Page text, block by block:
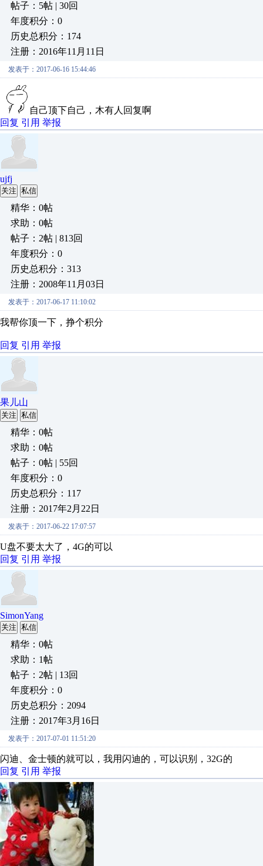
帖子：5帖 | 30回
年度积分：0
历史总积分：174
注册：2016年11月11日
发表于：2017-06-16 15:44:46
自己顶下自己，木有人回复啊
回复 引用 举报
ujfj
关注 私信
精华：0帖
求助：0帖
帖子：2帖 | 813回
年度积分：0
历史总积分：313
注册：2008年11月03日
发表于：2017-06-17 11:10:02
我帮你顶一下，挣个积分
回复 引用 举报
果儿山
关注 私信
精华：0帖
求助：0帖
帖子：0帖 | 55回
年度积分：0
历史总积分：117
注册：2017年2月22日
发表于：2017-06-22 17:07:57
U盘不要太大了，4G的可以
回复 引用 举报
SimonYang
关注 私信
精华：0帖
求助：1帖
帖子：2帖 | 13回
年度积分：0
历史总积分：2094
注册：2017年3月16日
发表于：2017-07-01 11:51:20
闪迪、金士顿的就可以，我用闪迪的，可以识别，32G的
回复 引用 举报